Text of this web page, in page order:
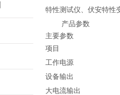
特性测试仪、伏安特性
产品参数
主要参数
项目
工作电源
设备输出
大电流输出